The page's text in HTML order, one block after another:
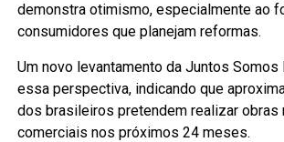
demonstra otimismo, especialmente ao
consumidores que planejam reformas.
Um novo levantamento da Juntos
essa perspectiva, indicando que
dos brasileiros pretendem realizar obras
comerciais nos próximos 24 meses.